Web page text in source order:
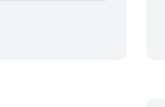
pas une nouveauté,